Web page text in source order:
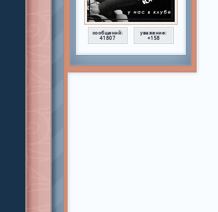
сообщений:
41807
уважение:
+158